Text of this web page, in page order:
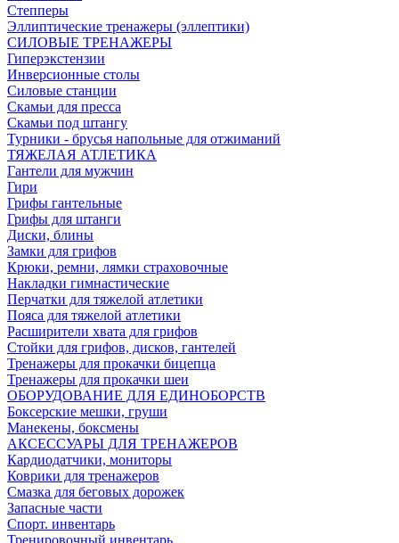
Степперы
Эллиптические тренажеры (эллептики)
СИЛОВЫЕ ТРЕНАЖЕРЫ
Гиперэкстензии
Инверсионные столы
Силовые станции
Скамьи для пресса
Скамьи под штангу
Турники - брусья напольные для отжиманий
ТЯЖЕЛАЯ АТЛЕТИКА
Гантели для мужчин
Гири
Грифы гантельные
Грифы для штанги
Диски, блины
Замки для грифов
Крюки, ремни, лямки страховочные
Накладки гимнастические
Перчатки для тяжелой атлетики
Пояса для тяжелой атлетики
Расширители хвата для грифов
Стойки для грифов, дисков, гантелей
Тренажеры для прокачки бицепца
Тренажеры для прокачки шеи
ОБОРУДОВАНИЕ ДЛЯ ЕДИНОБОРСТВ
Боксерские мешки, груши
Манекены, боксмены
АКСЕССУАРЫ ДЛЯ ТРЕНАЖЕРОВ
Кардиодатчики, мониторы
Коврики для тренажеров
Смазка для беговых дорожек
Запасные части
Спорт. инвентарь
Тренировочный инвентарь